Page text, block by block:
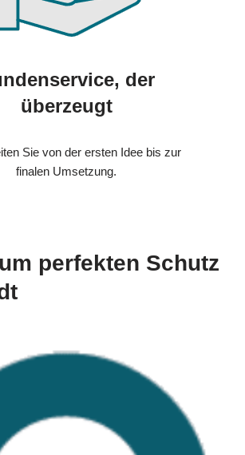
der
überzeugt
Sie von der ersten Idee bis zur
finalen Umsetzung.
perfekten Schutz